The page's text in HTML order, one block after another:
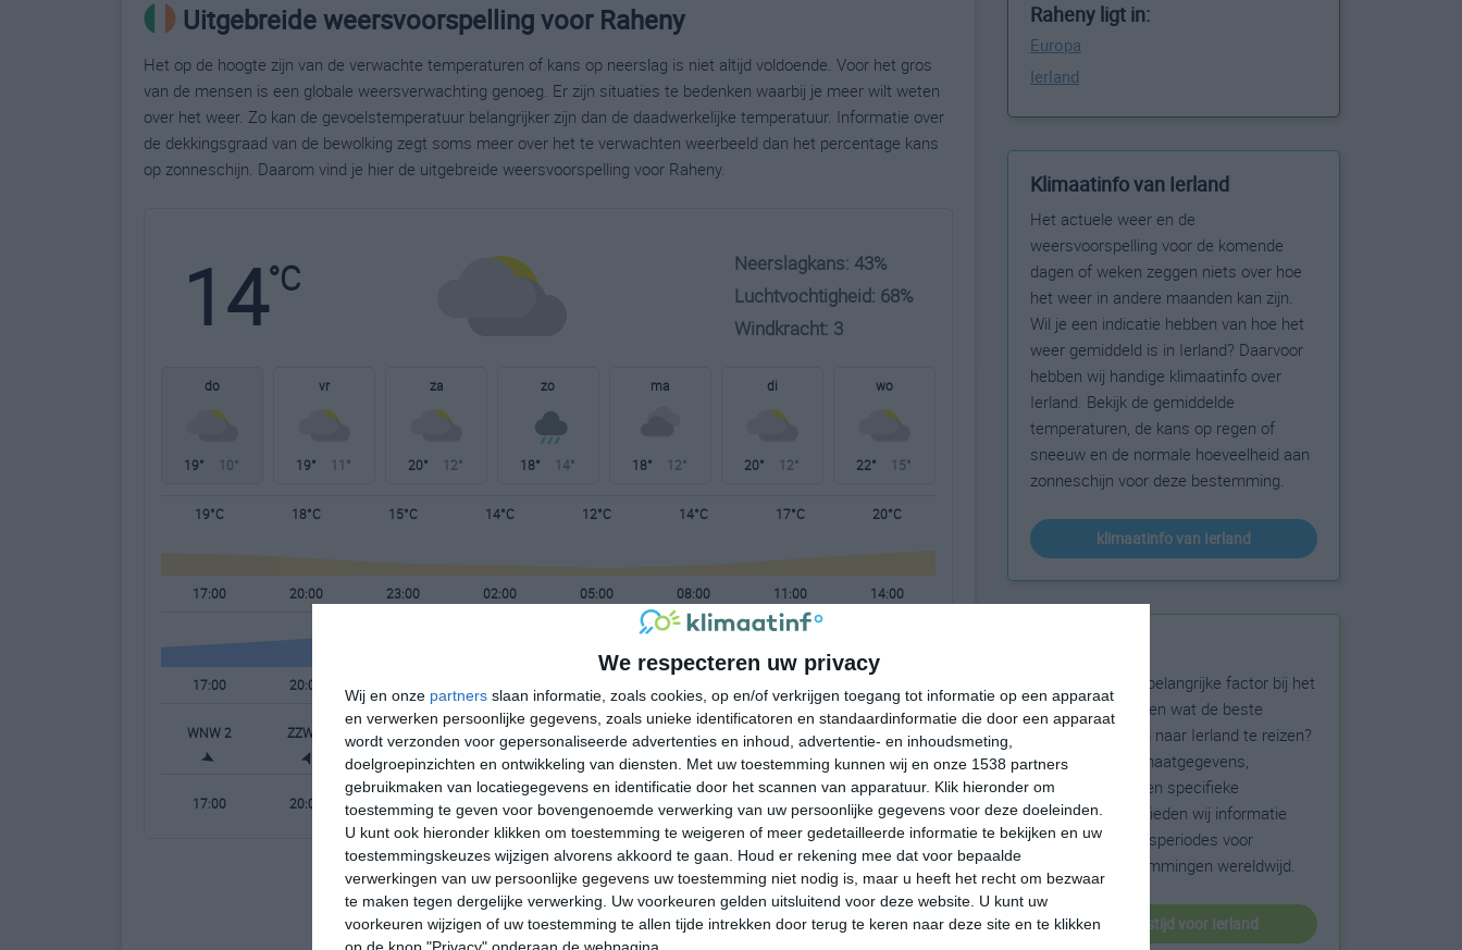
We respecteren uw privacy
Wij en onze partners slaan informatie, zoals cookies, op en/of verkrijgen toegang tot informatie op een apparaat
en verwerken persoonlijke gegevens, zoals unieke identificatoren en standaardinformatie die door een apparaat
wordt verzonden voor gepersonaliseerde advertenties en inhoud, advertentie- en inhoudsmeting,
doelgroepinzichten en ontwikkeling van diensten.
Met uw toestemming kunnen wij en onze 1538 partners
gebruikmaken van locatiegegevens en identificatie door het scannen van apparatuur. Klik hieronder om
toestemming te geven voor bovengenoemde verwerking van uw persoonlijke gegevens voor deze doeleinden.
U kunt ook hieronder klikken om toestemming te weigeren of meer gedetailleerde informatie te bekijken en uw
toestemmingskeuzes wijzigen alvorens akkoord te gaan.
Houd er rekening mee dat voor bepaalde
verwerkingen van uw persoonlijke gegevens uw toestemming niet nodig is, maar u heeft het recht om bezwaar
te maken tegen dergelijke verwerking. Uw voorkeuren gelden uitsluitend voor deze website. U kunt uw
voorkeuren wijzigen of uw toestemming te allen tijde intrekken door terug te keren naar deze site en te klikken
Uitgebreide weersvoorspelling voor Raheny
Het op de hoogte zijn van de verwachte temperaturen of kans op neerslag is niet altijd voldoende. Voor het gros
van de mensen is een globale weersverwachting genoeg. Er zijn situaties te bedenken waarbij je meer wilt weten
over het weer. Zo kan de gevoelstemperatuur belangrijker zijn dan de daadwerkelijke temperatuur. Informatie over
de dekkingsgraad van de bewolking zegt soms meer over het te verwachten weerbeeld dan het percentage kans
op zonneschijn. Daarom vind je hier de uitgebreide weersvoorspelling voor Raheny.
14°C
Neerslagkans: 43%
Luchtvochtigheid: 68%
Windkracht: 3
do
19° 10°
vr
19° 11°
za
20° 12°
zo
18° 14°
ma
18° 12°
di
20° 12°
wo
22° 15°
19°C 18°C 15°C 14°C 12°C 14°C 17°C 20°C
17:00 20:00 23:00 02:00 05:00 08:00 11:00 14:00
17:00 20:00
WNW 2 ZZW 1 W 2 WZW 2 WZW 3 WZW 3
17:00 20:00 23:00 08:00
Raheny ligt in:
Europa
Ierland
Klimaatinfo van Ierland
Het actuele weer en de
weersvoorspelling voor de komende
dagen of weken zeggen niets over hoe
het weer in andere maanden kan zijn.
Wil je een indicatie hebben van hoe het
weer gemiddeld is in Ierland? Daarvoor
hebben wij handige klimaatinfo over
Ierland. Bekijk de gemiddelde
temperaturen, de kans op regen of
sneeuw en de normale hoeveelheid aan
zonneschijn voor deze bestemming.
klimaatinfo van Ierland
Het weer is een belangrijke factor bij het
reizen. Wil je weten wat de beste
maanden zijn om naar Ierland te reizen?
Op basis van klimaatgegevens,
weersextremen en specifieke
weerinformatie bieden wij informatie
over de beste reisperiodes voor
duizenden bestemmingen wereldwijd.
beste reistijd voor Ierland